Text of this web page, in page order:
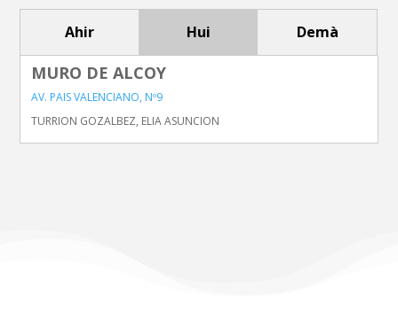
Ahir Hui Demà
MURO DE ALCOY
AV. PAIS VALENCIANO, Nº9
TURRION GOZALBEZ, ELIA ASUNCION